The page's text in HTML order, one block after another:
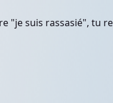
"je suis rassasié", tu